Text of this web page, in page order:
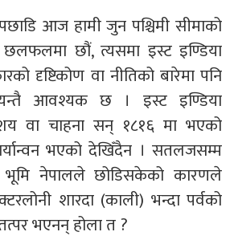
आज हामी जुन पश्चिमी सीमाको
छलफलमा छौं, त्यसमा इस्ट इण्डिया
दृष्टिकोण वा नीतिको बारेमा पनि
आवश्यक छ । इस्ट इण्डिया
वा चाहना सन् १८१६ मा भएको
भएको देखिँदैन । सतलजसम्म
भूमि नेपालले छोडिसकेको कारणले
शारदा (काली) भन्दा पर्वको
भएनन् होला त ?